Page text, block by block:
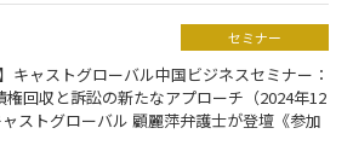
セミナー
キャストグローバル中国ビジネスセミナー：
回収と訴訟の新たなアプローチ（2024年12
ストグローバル 顧麗萍弁護士が登壇《参加